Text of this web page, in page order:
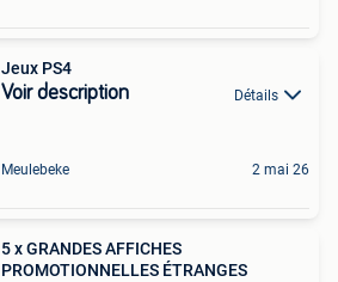
Jeux PS4
Voir description Détails
Meulebeke 2 mai 26
5 x GRANDES AFFICHES
PROMOTIONNELLES ÉTRANGES